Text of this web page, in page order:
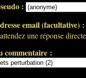
:
email (facultative) :
une réponse
commentaire :